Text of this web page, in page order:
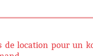
de location pour un